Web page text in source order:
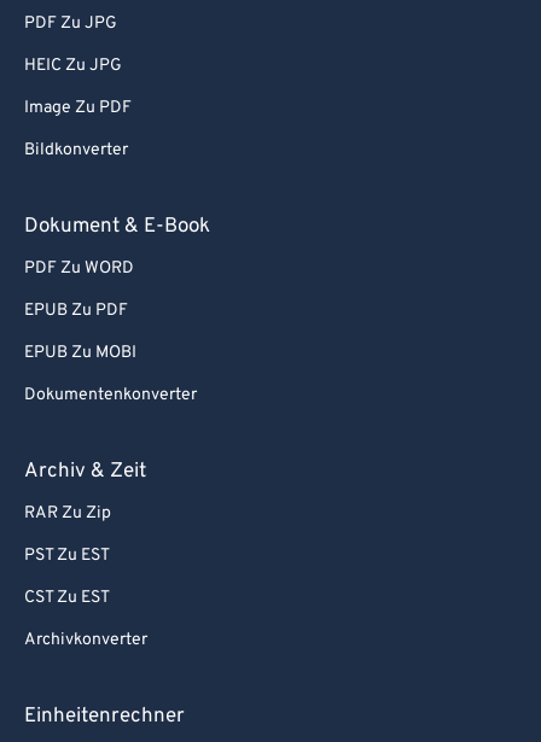
PDF Zu JPG
HEIC Zu JPG
Image Zu PDF
Bildkonverter
Dokument & E-Book
PDF Zu WORD
EPUB Zu PDF
EPUB Zu MOBI
Dokumentenkonverter
Archiv & Zeit
RAR Zu Zip
PST Zu EST
CST Zu EST
Archivkonverter
Einheitenrechner